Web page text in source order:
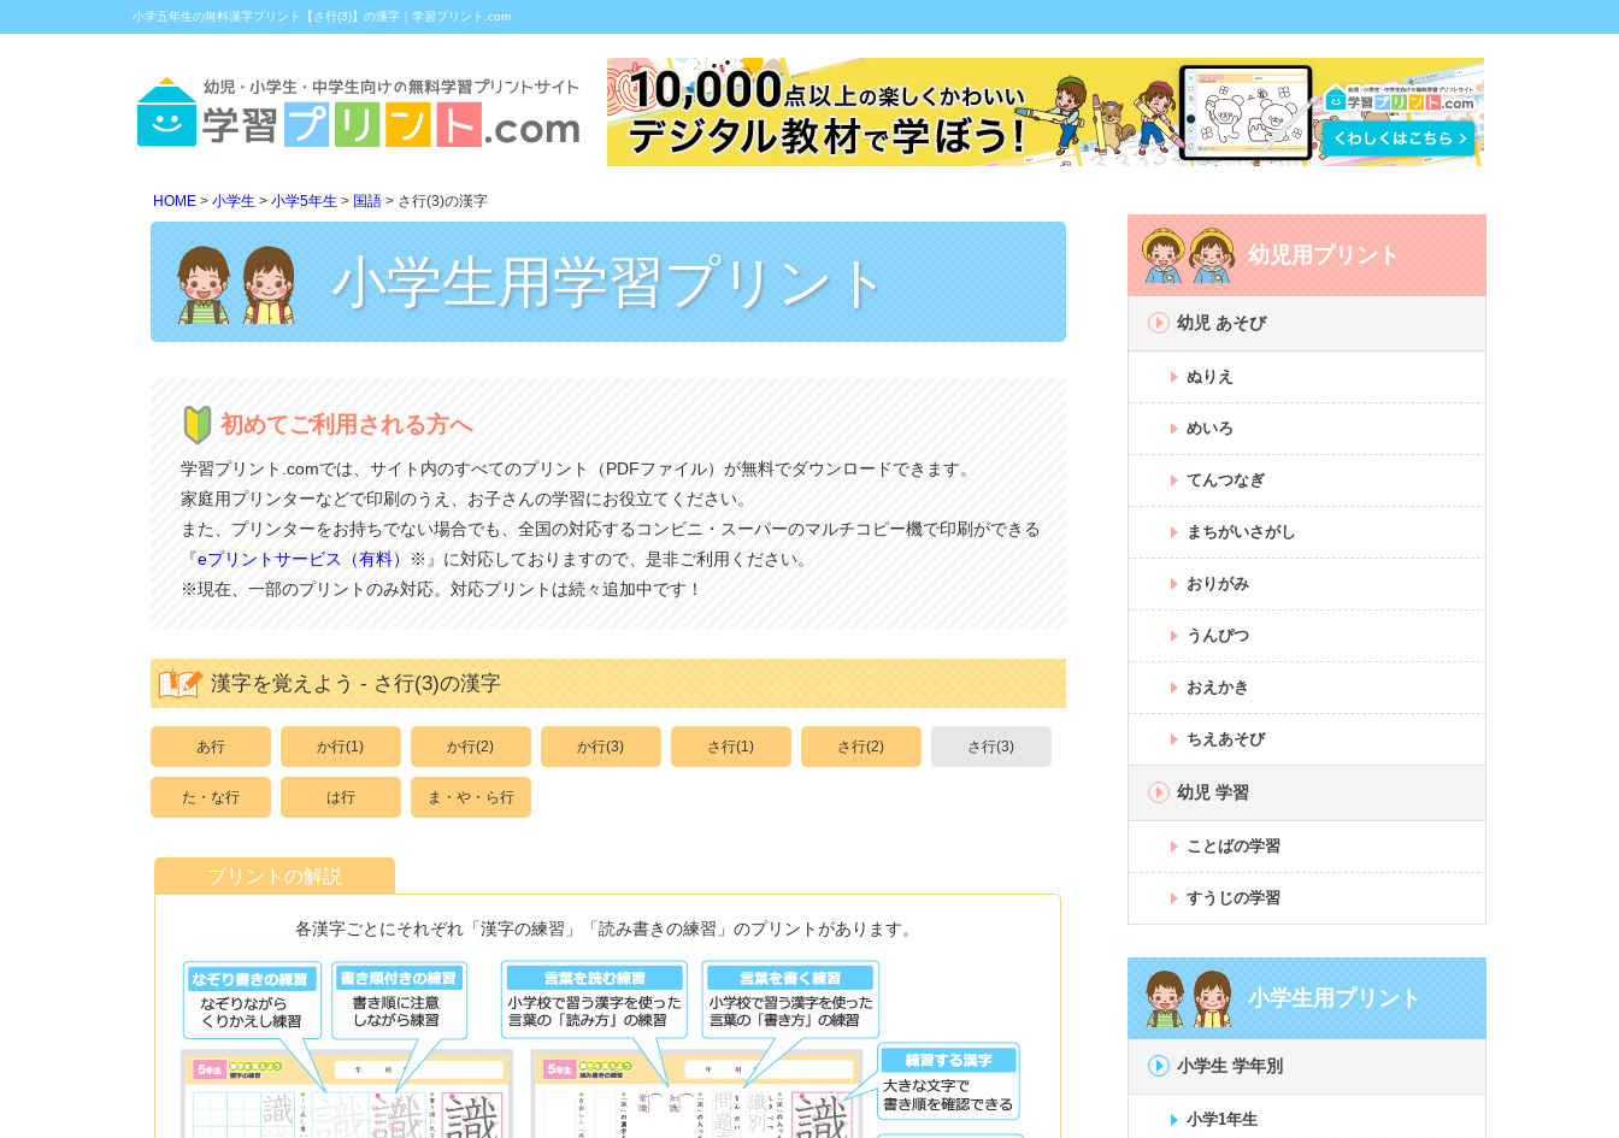
小学五年生の無料漢字プリント【さ行(3)】の漢字｜学習プリント.com
HOME 小学生 小学5年生 国語 さ行(3)の漢字
小学生用学習プリント
初めてご利用される方へ
学習プリント.comでは、サイト内のすべてのプリント（PDFファイル）が無料でダウンロードできます。
家庭用プリンターなどで印刷のうえ、お子さんの学習にお役立てください。
また、プリンターをお持ちでない場合でも、全国の対応するコンビニ・スーパーのマルチコピー機で印刷ができる
『eプリントサービス（有料）
※』に対応しておりますので、是非ご利用ください。
※現在、一部のプリントのみ対応。対応プリントは続々追加中です！
漢字を覚えよう - さ行(3)の漢字
あ行 か行(1) か行(2) か行(3) さ行(1) さ行(2) さ行(3)
た・な行 は行 ま・や・ら行
プリントの解説
各漢字ごとにそれぞれ「漢字の練習」「読み書きの練習」のプリントがあります。
幼児用プリント
幼児 あそび
ぬりえ
めいろ
てんつなぎ
まちがいさがし
おりがみ
うんぴつ
おえかき
ちえあそび
幼児 学習
ことばの学習
すうじの学習
小学生用プリント
小学生 学年別
小学1年生